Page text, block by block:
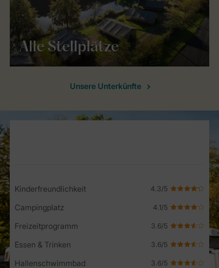
Alle Stellplätze
Unsere Unterkünfte
Service Rating from our guests
Kinderfreundlichkeit
Campingplatz
Freizeitprogramm
Essen & Trinken
Hallenschwimmbad